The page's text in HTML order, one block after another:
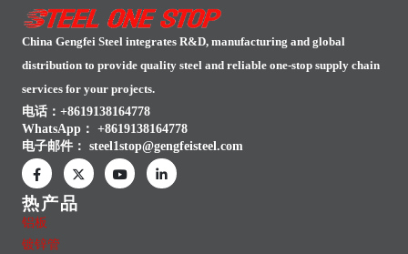
China Gengfei Steel integrates R&D, manufacturing and global
distribution to provide quality steel and reliable one-stop supply chain
services for your projects.
电话：+8619138164778
WhatsApp： +8619138164778
电子邮件： steel1stop@gengfeisteel.com
热产品
铝板
镀锌管